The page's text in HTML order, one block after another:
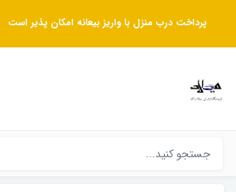
پرداخت درب منزل با واریز بیعانه امکان پذیر است